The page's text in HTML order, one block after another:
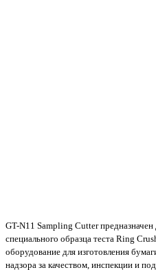
GT-N11 Sampling Cutter
специального образца теста Ring
оборудование для изготовления
надзора за качеством, инспекции и